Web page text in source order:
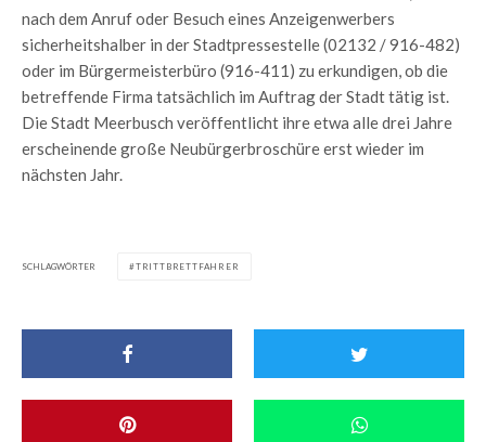
nach dem Anruf oder Besuch eines Anzeigenwerbers
sicherheitshalber in der Stadtpressestelle (02132 / 916-482)
oder im Bürgermeisterbüro (916-411) zu erkundigen, ob die
betreffende Firma tatsächlich im Auftrag der Stadt tätig ist.
Die Stadt Meerbusch veröffentlicht ihre etwa alle drei Jahre
erscheinende große Neubürgerbroschüre erst wieder im
nächsten Jahr.
SCHLAGWÖRTER TRITTBRETTFAHRER